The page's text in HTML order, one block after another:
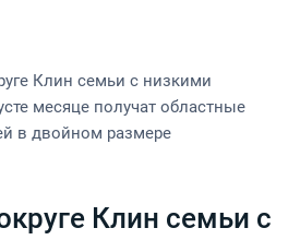
Клин семьи с низкими
месяце получат областные
в двойном размере
Клин семьи с